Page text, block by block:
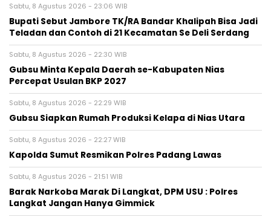
Sabtu, 8 Agustus 2026 - 23:06 WIB
Bupati Sebut Jambore TK/RA Bandar Khalipah Bisa Jadi
Teladan dan Contoh di 21 Kecamatan Se Deli Serdang
Sabtu, 8 Agustus 2026 - 22:30 WIB
Gubsu Minta Kepala Daerah se-Kabupaten Nias
Percepat Usulan BKP 2027
Sabtu, 8 Agustus 2026 - 22:29 WIB
Gubsu Siapkan Rumah Produksi Kelapa di Nias Utara
Sabtu, 8 Agustus 2026 - 22:27 WIB
Kapolda Sumut Resmikan Polres Padang Lawas
Sabtu, 8 Agustus 2026 - 21:51 WIB
Barak Narkoba Marak Di Langkat, DPM USU : Polres
Langkat Jangan Hanya Gimmick